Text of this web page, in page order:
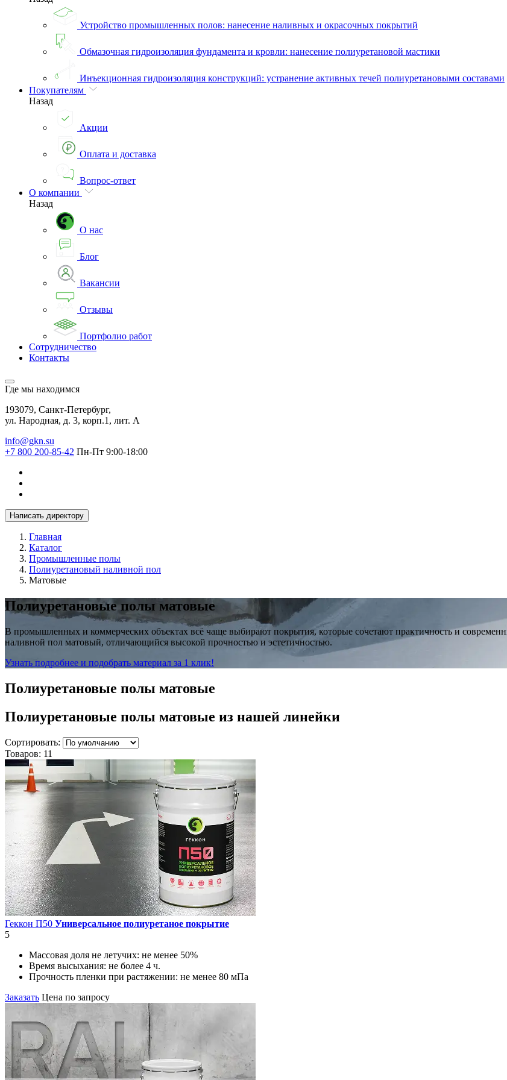
Устройство промышленных полов: нанесение наливных и окрасочных покрытий
Обмазочная гидроизоляция фундамента и кровли: нанесение полиуретановой мастики
Инъекционная гидроизоляция конструкций: устранение активных течей полиуретановыми составами
Покупателям
Назад
Акции
Оплата и доставка
Вопрос-ответ
О компании
Назад
О нас
Блог
Вакансии
Отзывы
Портфолио работ
Сотрудничество
Контакты
Где мы находимся
193079, Санкт-Петербург,
ул. Народная, д. 3, корп.1, лит. А
info@gkn.su
+7 800 200-85-42 Пн-Пт 9:00-18:00
Написать директору
Главная
Каталог
Промышленные полы
Полиуретановый наливной пол
Матовые
Полиуретановые полы матовые
В промышленных и коммерческих объектах всё чаще выбирают покрытия, которые сочетают практичность и
наливной пол матовый, отличающийся высокой прочностью и эстетичностью.
Узнать подробнее и подобрать материал за 1 клик!
Полиуретановые полы матовые
Полиуретановые полы матовые из нашей линейки
Сортировать:
Товаров: 11
Геккон П50 Универсальное полиуретаное покрытие
5
Массовая доля не летучих: не менее 50%
Время высыхания: не более 4 ч.
Прочность пленки при растяжении: не менее 80 мПа
Заказать Цена по запросу